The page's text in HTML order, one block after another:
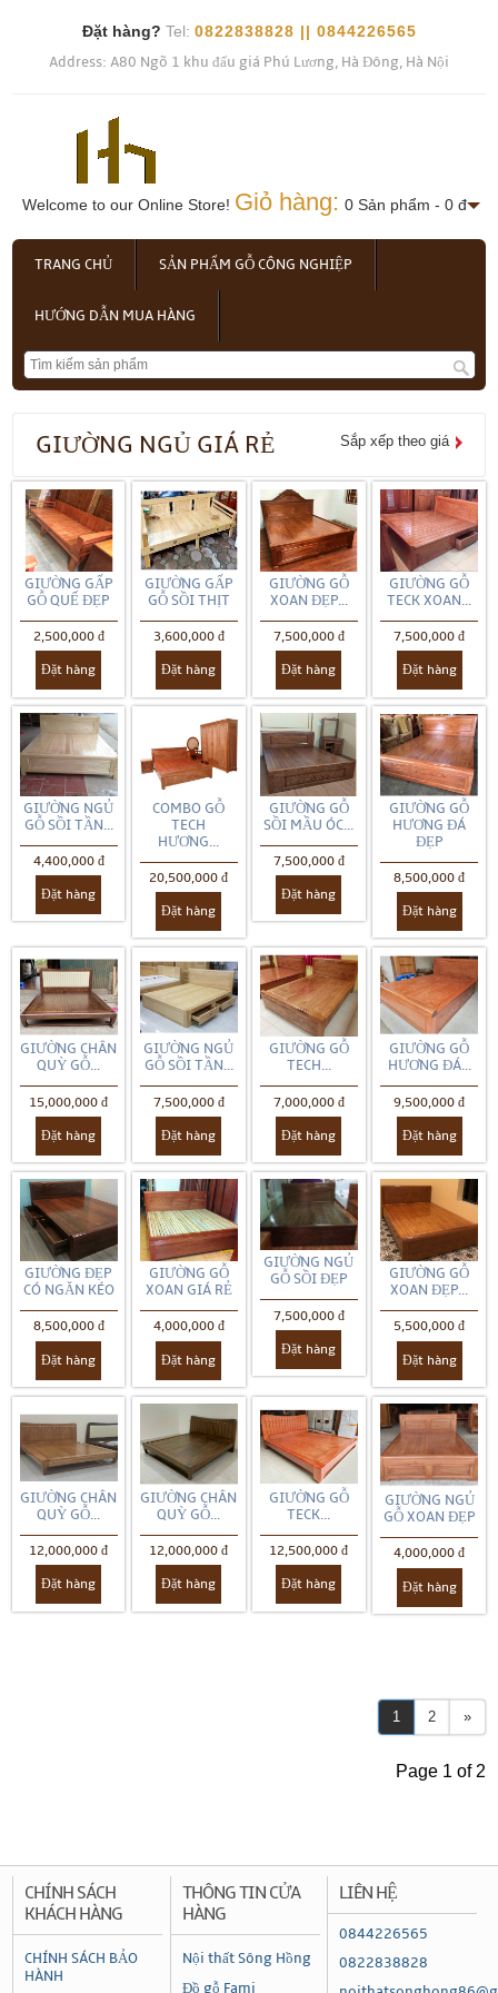
Đặt hàng? Tel: 0822838828 || 0844226565
Address: A80 Ngõ 1 khu đấu giá Phú Lương, Hà Đông, Hà Nội
Welcome to our Online Store! Giỏ hàng: 0 Sản phẩm - 0 đ
TRANG CHỦ SẢN PHẨM GỖ CÔNG NGHIỆP
HƯỚNG DẪN MUA HÀNG
GIƯỜNG NGỦ GIÁ RẺ Sắp xếp theo giá
GIƯỜNG GẤP
GỖ QUẾ ĐẸP
2,500,000 đ
Đặt hàng
GIƯỜNG GẤP
GỖ SỒI THỊT
3,600,000 đ
Đặt hàng
GIƯỜNG GỖ
XOAN ĐẸP...
7,500,000 đ
Đặt hàng
GIƯỜNG GỖ
TECK XOAN...
7,500,000 đ
Đặt hàng
GIƯỜNG NGỦ
GỖ SỒI TẦN...
4,400,000 đ
Đặt hàng
COMBO GỖ
TECH
HƯƠNG...
20,500,000 đ
Đặt hàng
GIƯỜNG GỖ
SỒI MẦU ÓC...
7,500,000 đ
Đặt hàng
GIƯỜNG GỖ
HƯƠNG ĐÁ
ĐẸP
8,500,000 đ
Đặt hàng
GIƯỜNG CHÂN
QUỲ GỖ...
15,000,000 đ
Đặt hàng
GIƯỜNG NGỦ
GỖ SỒI TẦN...
7,500,000 đ
Đặt hàng
GIƯỜNG GỖ
TECH...
7,000,000 đ
Đặt hàng
GIƯỜNG GỖ
HƯƠNG ĐÁ...
9,500,000 đ
Đặt hàng
GIƯỜNG ĐẸP
CÓ NGĂN KÉO
8,500,000 đ
Đặt hàng
GIƯỜNG GỖ
XOAN GIÁ RẺ
4,000,000 đ
Đặt hàng
GIƯỜNG NGỦ
GỖ SỒI ĐẸP
7,500,000 đ
Đặt hàng
GIƯỜNG GỖ
XOAN ĐẸP...
5,500,000 đ
Đặt hàng
GIƯỜNG CHÂN
QUỲ GỖ...
12,000,000 đ
Đặt hàng
GIƯỜNG CHÂN
QUỲ GỖ...
12,000,000 đ
Đặt hàng
GIƯỜNG GỖ
TECK...
12,500,000 đ
Đặt hàng
GIƯỜNG NGỦ
GỖ XOAN ĐẸP
4,000,000 đ
Đặt hàng
1 2 »
Page 1 of 2
CHÍNH SÁCH
KHÁCH HÀNG
CHÍNH SÁCH BẢO
HÀNH
THÔNG TIN CỬA
HÀNG
Nội thất Sông Hồng
Đồ gỗ Fami
LIÊN HỆ
0844226565
0822838828